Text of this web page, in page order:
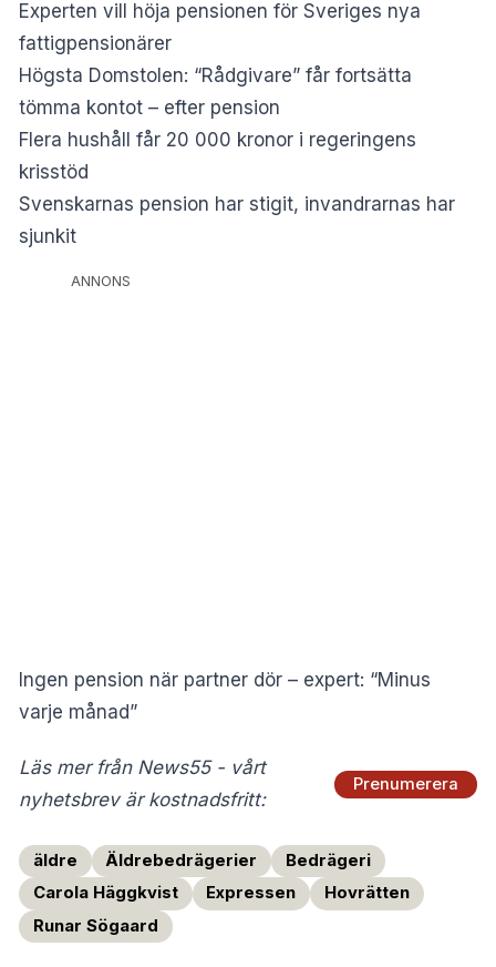
Experten vill höja pensionen för Sveriges nya
fattigpensionärer
Högsta Domstolen: “Rådgivare” får fortsätta
tömma kontot – efter pension
Flera hushåll får 20 000 kronor i regeringens
krisstöd
Svenskarnas pension har stigit, invandrarnas har
sjunkit
ANNONS
Ingen pension när partner dör – expert: “Minus
varje månad”
Läs mer från News55 - vårt
nyhetsbrev är kostnadsfritt:
Prenumerera
äldre Äldrebedrägerier
Bedrägeri
Carola Häggkvist
Expressen
Hovrätten
Runar Sögaard